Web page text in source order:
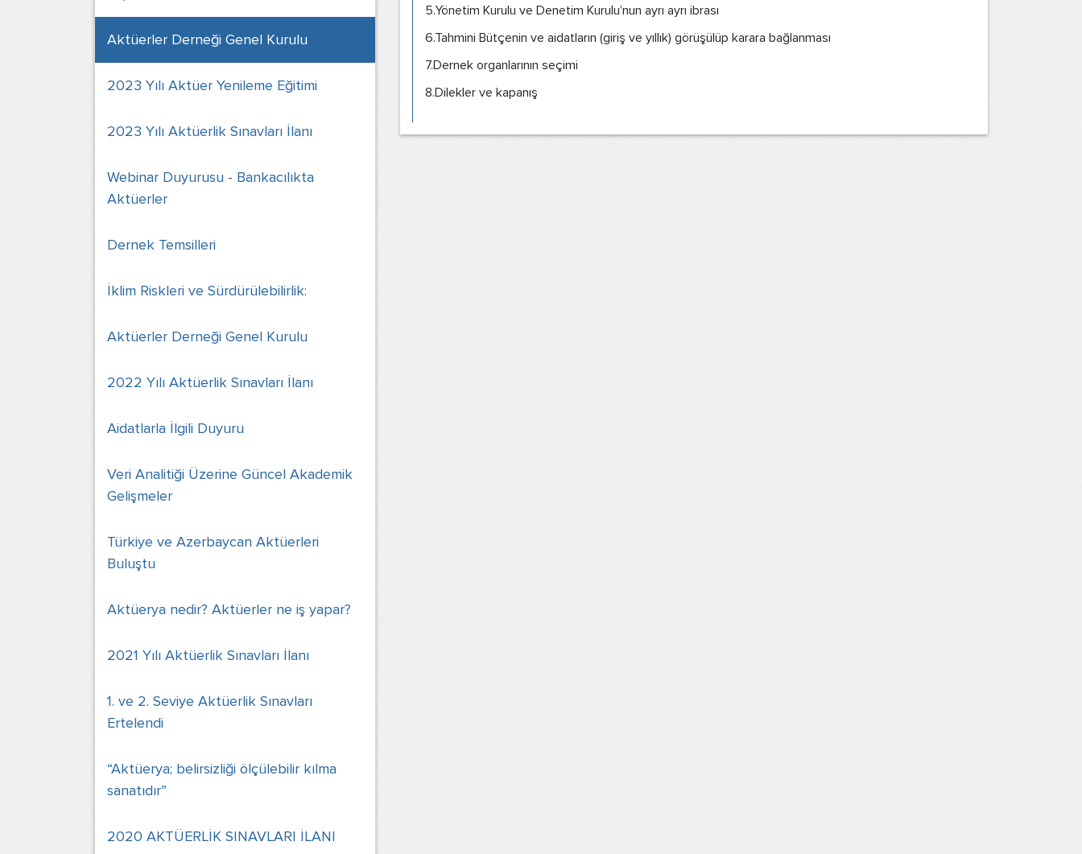
Aktüerler Derneği Genel Kurulu
2023 Yılı Aktüer Yenileme Eğitimi
2023 Yılı Aktüerlik Sınavları İlanı
Webinar Duyurusu - Bankacılıkta
Aktüerler
Dernek Temsilleri
İklim Riskleri ve Sürdürülebilirlik:
Aktüerler Derneği Genel Kurulu
2022 Yılı Aktüerlik Sınavları İlanı
Aidatlarla İlgili Duyuru
Veri Analitiği Üzerine Güncel Akademik
Gelişmeler
Türkiye ve Azerbaycan Aktüerleri
Buluştu
Aktüerya nedir? Aktüerler ne iş yapar?
2021 Yılı Aktüerlik Sınavları İlanı
1. ve 2. Seviye Aktüerlik Sınavları
Ertelendi
“Aktüerya; belirsizliği ölçülebilir kılma
sanatıdır”
2020 AKTÜERLİK SINAVLARI İLANI
5.Yönetim Kurulu ve Denetim Kurulu'nun ayrı ayrı ibrası
6.Tahmini Bütçenin ve aidatların (giriş ve yıllık) görüşülüp karara bağlanması
7.Dernek organlarının seçimi
8.Dilekler ve kapanış